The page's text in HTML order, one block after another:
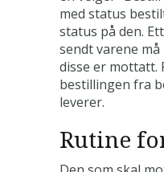
med status
status på den.
sendt varene
disse er mottatt.
bestillingen fra
leverer.
Rutine